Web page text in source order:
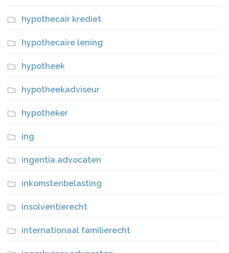
hypothecair krediet
hypothecaire lening
hypotheek
hypotheekadviseur
hypotheker
ing
ingentia advocaten
inkomstenbelasting
insolventierecht
internationaal familierecht